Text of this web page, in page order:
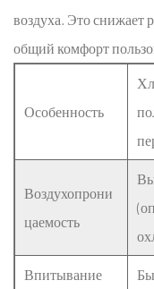
текстиле
Популярность
чистых
для
одежды
2.2
воздуха. Это снижает
общий комфорт
Особенность
Воздухопрони
цаемость
Впитывание